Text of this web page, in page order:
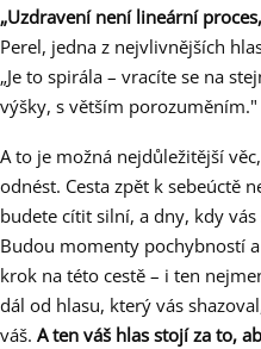
„Uzdravení není lineární
Perel, jedna z nejvlivnějších
„Je to spirála – vracíte se na
výšky, s větším porozuměním."
A to je možná nejdůležitější
odnést. Cesta zpět k sebeúctě
budete cítit silní, a dny, kdy
Budou momenty pochybností
krok na této cestě – i ten
dál od hlasu, který vás
váš. A ten váš hlas stojí za to,